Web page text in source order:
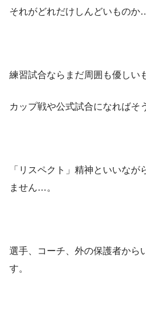
それがどれだけしんどいものか
練習試合ならまだ周囲も優しい
カップ戦や公式試合になればそ
「リスペクト」精神といいなが
ません…。
選手、コーチ、外の保護者から
す。